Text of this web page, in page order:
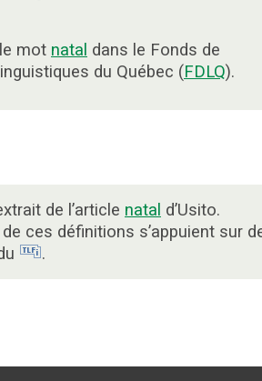
mot natal dans le Fonds de
du Québec (FDLQ).
de l’article natal d’Usito.
ces définitions s’appuient sur
.